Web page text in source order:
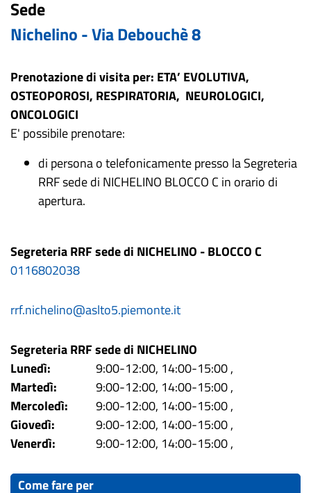
Sede
Nichelino - Via Debouchè 8
Prenotazione di visita per: ETA’ EVOLUTIVA,
OSTEOPOROSI, RESPIRATORIA, NEUROLOGICI,
ONCOLOGICI
E' possibile prenotare:
di persona o telefonicamente presso la Segreteria
RRF sede di NICHELINO BLOCCO C in orario di
apertura.
Segreteria RRF sede di NICHELINO - BLOCCO C
0116802038
rrf.nichelino@aslto5.piemonte.it
Segreteria RRF sede di NICHELINO
Lunedì:
9:00-12:00, 14:00-15:00,
Martedì:
9:00-12:00, 14:00-15:00,
Mercoledì:
9:00-12:00, 14:00-15:00,
Giovedì:
9:00-12:00, 14:00-15:00,
Venerdì:
9:00-12:00, 14:00-15:00,
Come fare per